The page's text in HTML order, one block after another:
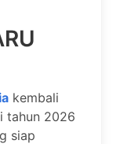
kembali
tahun 2026
siap